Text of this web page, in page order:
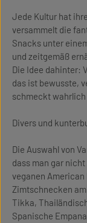
Jede Kultur hat
versammelt die
Snacks unter
und zeitgemäß
Die Idee dahinter:
das ist bewusste,
schmeckt
Divers und
Die Auswahl von
dass man gar
veganen
Zimtschnecken
Tikka,
Spanische